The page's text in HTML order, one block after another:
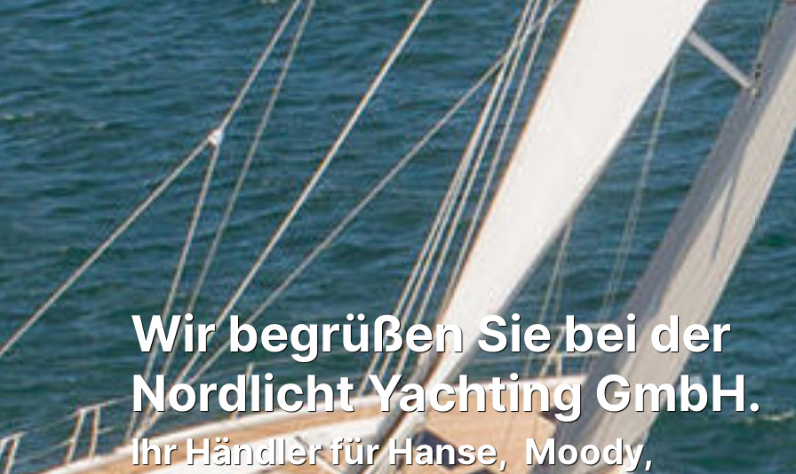
Wir begrüßen Sie bei der
Nordlicht Yachting GmbH.
Ihr Händler für Hanse, Moody,